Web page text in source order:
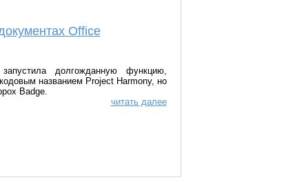
Office
долгожданную функцию,
названием Project Harmony, но
Badge.
читать далее